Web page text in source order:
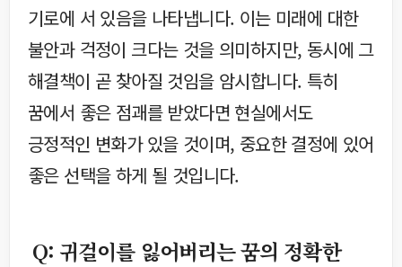
기로에 서 있음을 나타냅니다. 이는 미래에 대한
불안과 걱정이 크다는 것을 의미하지만, 동시에 그
해결책이 곧 찾아질 것임을 암시합니다. 특히
꿈에서 좋은 점괘를 받았다면 현실에서도
긍정적인 변화가 있을 것이며, 중요한 결정에 있어
좋은 선택을 하게 될 것입니다.
Q: 귀걸이를 잃어버리는 꿈의 정확한